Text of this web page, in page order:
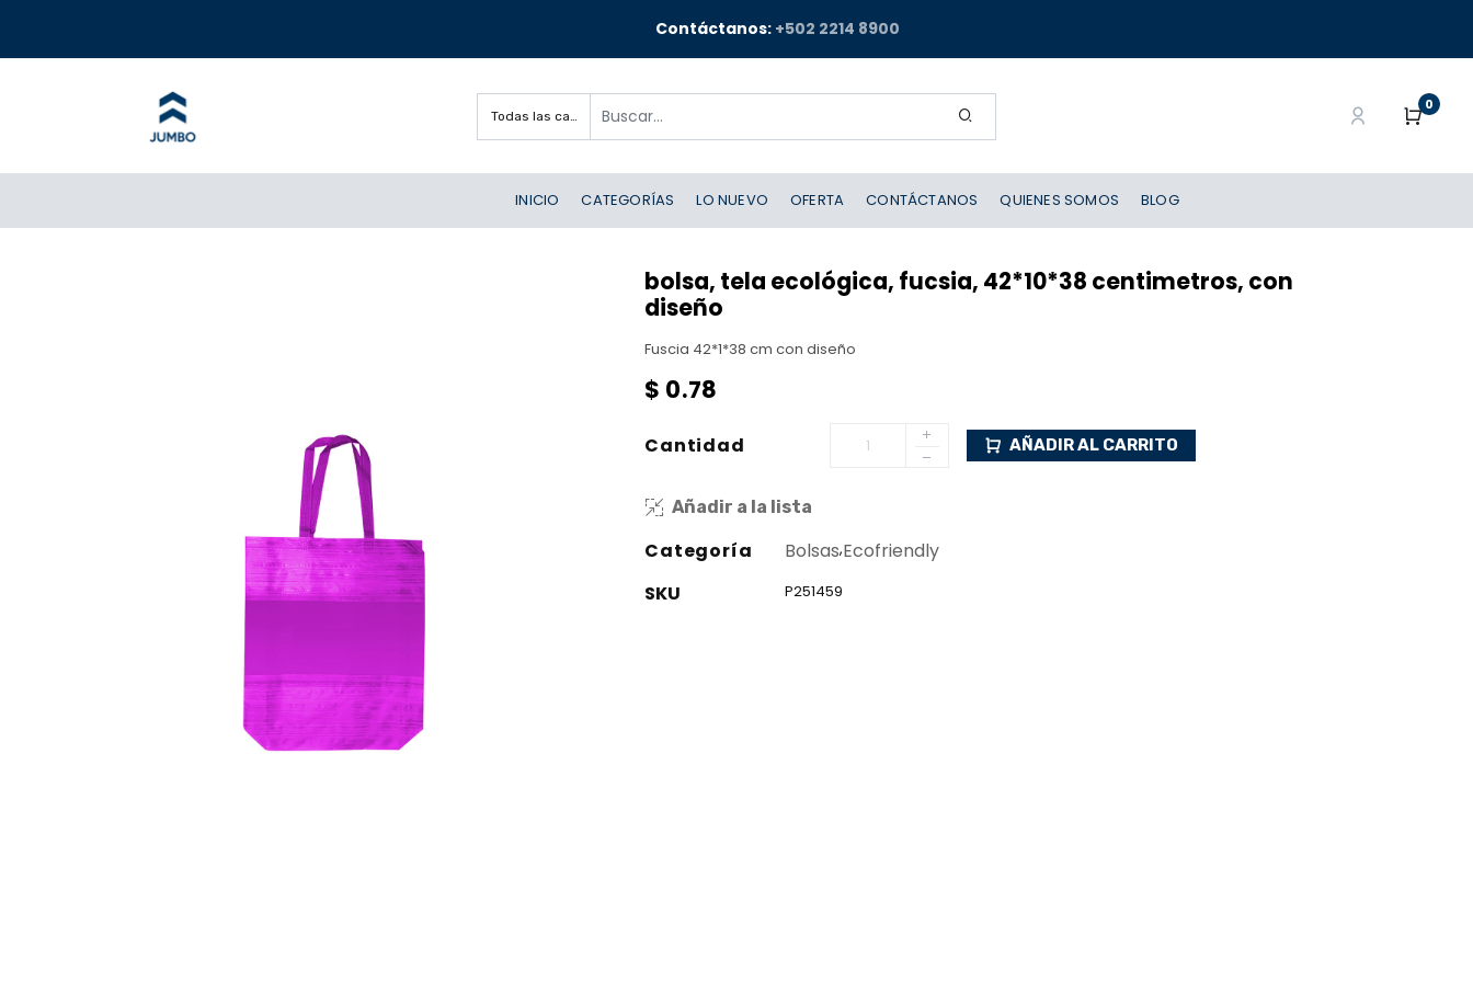
Contáctanos: +502 2214 8900
Todas las categorías
0
INICIO CATEGORÍAS LO NUEVO OFERTA CONTÁCTANOS QUIENES SOMOS BLOG
bolsa, tela ecológica, fucsia, 42*10*38 centimetros, con
diseño
Fuscia 42*1*38 cm con diseño
$ 0.78
Cantidad AÑADIR AL CARRITO
Añadir a la lista
Categoría Bolsas,Ecofriendly
SKU
P251459